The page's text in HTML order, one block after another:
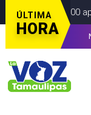
ÚLTIMA
HORA
4 Mil 400 apoyos
la tarjeta de la Regio